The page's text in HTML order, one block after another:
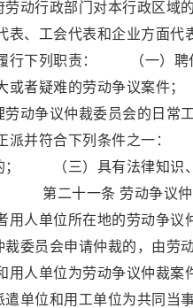
劳动行政部门对本行政区
、工会代表和企业方面代
行下列职责： （一）聘
或者疑难的劳动争议案
劳动争议仲裁委员会的日
派并符合下列条件之一
； （三）具有法律知识
二十一条 劳动争议仲
单位所在地的劳动争议
委员会申请仲裁的，由劳
人单位为劳动争议仲裁
遣单位和用工单位为共同